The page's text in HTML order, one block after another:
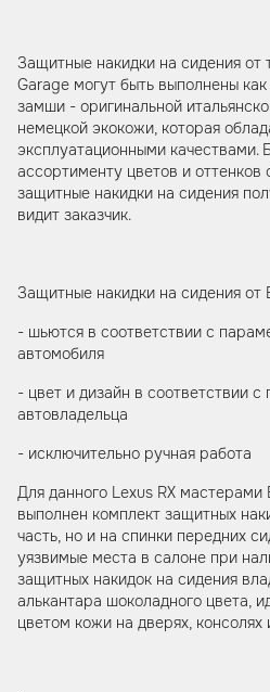
Защитные накидки на сидения от
Garage могут быть выполнены
замши - оригинальной
немецкой экокожи, которая
эксплуатационными качествами.
ассортименту цветов и оттенков
защитные накидки на сидения
видит заказчик.
Защитные накидки на сидения от
- шьются в соответствии с
автомобиля
- цвет и дизайн в соответствии
автовладельца
- исключительно ручная работа
Для данного Lexus RX
выполнен комплект защитных
часть, но и на спинки передних
уязвимые места в салоне при
защитных накидок на сидения
алькантара шоколадного цвета,
цветом кожи на дверях, консолях